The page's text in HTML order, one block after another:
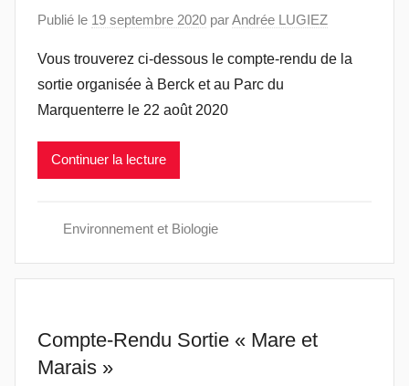
Publié le 19 septembre 2020 parAndrée LUGIEZ
Vous trouverez ci-dessous le compte-rendu de la
sortie organisée à Berck et au Parc du
Marquenterre le 22 août 2020
Continuer la lecture
Environnement et Biologie
Compte-Rendu Sortie « Mare et
Marais »